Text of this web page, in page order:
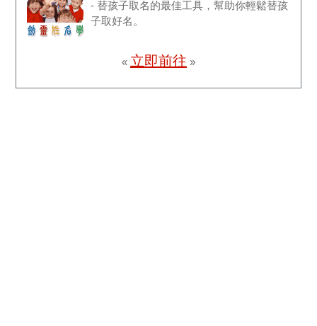
- 替孩子取名的最佳工具，幫助你輕鬆替孩
子取好名。
« 立即前往 »